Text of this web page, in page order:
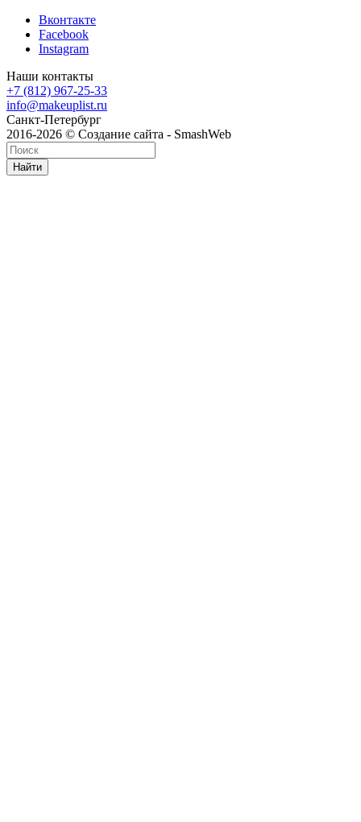
Вконтакте
Facebook
Instagram
Наши контакты
+7 (812) 967-25-33
info@makeuplist.ru
Санкт-Петербург
2016-2026 © Создание сайта - SmashWeb
Найти